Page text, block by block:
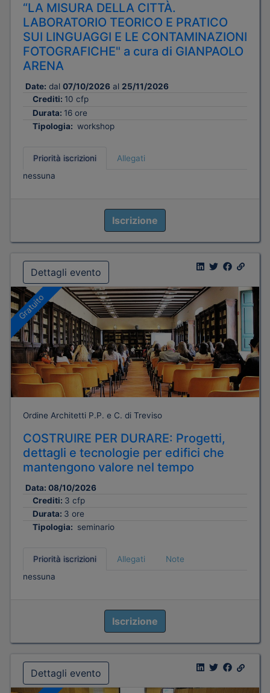
“LA MISURA DELLA CITTÀ.
LABORATORIO TEORICO E PRATICO
SUI LINGUAGGI E LE CONTAMINAZIONI
FOTOGRAFICHE" a cura di GIANPAOLO
ARENA
Date: dal 07/10/2026 al 25/11/2026
Crediti: 10 cfp
Durata: 16 ore
Tipologia: workshop
Priorità iscrizioni
Allegati
nessuna
Iscrizione
Dettagli evento
Gratuito
Ordine Architetti P.P. e C. di Treviso
COSTRUIRE PER DURARE: Progetti,
dettagli e tecnologie per edifici che
mantengono valore nel tempo
Data: 08/10/2026
Crediti: 3 cfp
Durata: 3 ore
Tipologia: seminario
Priorità iscrizioni Allegati
Note
nessuna
Iscrizione
Dettagli evento